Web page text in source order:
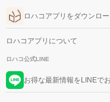
ロハコアプリをダウンロ
ロハコアプリについて
ロハコ公式LINE
お得な最新情報をLINEで